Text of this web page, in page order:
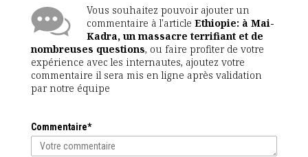
Vous souhaitez pouvoir ajouter un
commentaire à l'article Ethiopie: à Mai-
Kadra, un massacre terrifiant et de
nombreuses questions, ou faire profiter de votre
expérience avec les internautes, ajoutez votre
commentaire il sera mis en ligne après validation
par notre équipe
Commentaire*